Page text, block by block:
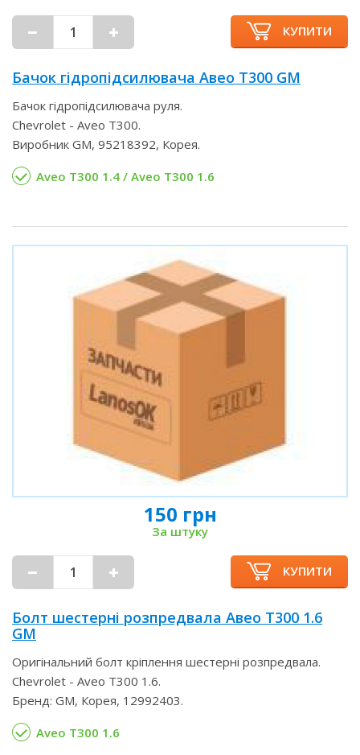
КУПИТИ
Бачок гідропідсилювача Авео Т300 GM
Бачок гідропідсилювача руля.
Chevrolet - Aveo T300.
Виробник GM, 95218392, Корея.
Aveo T300 1.4 / Aveo T300 1.6
150 грн
За штуку
КУПИТИ
Болт шестерні розпредвала Авео Т300 1.6
GM
Оригінальний болт кріплення шестерні розпредвала.
Chevrolet - Aveo T300 1.6.
Бренд: GM, Корея, 12992403.
Aveo T300 1.6